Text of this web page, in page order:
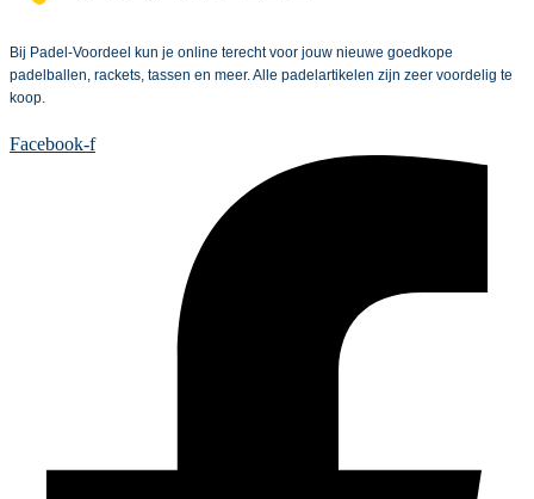
Bij Padel-Voordeel kun je online terecht voor jouw nieuwe goedkope
padelballen, rackets, tassen en meer. Alle padelartikelen zijn zeer voordelig te
koop.
Facebook-f